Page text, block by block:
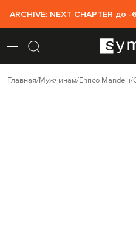
ARCHIVE: NEXT CHAPTER до
Главная Мужчинам Enrico Mandelli